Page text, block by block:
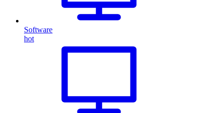
Software
hot